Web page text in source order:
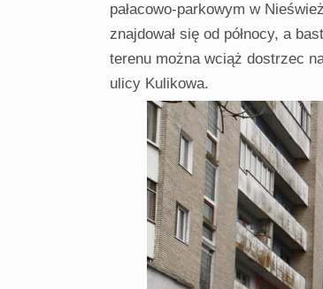
pałacowo-parkowym w
znajdował się od północy, a
terenu można wciąż dostrzec
ulicy Kulikowa.